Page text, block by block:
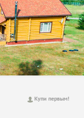
Купи первым!